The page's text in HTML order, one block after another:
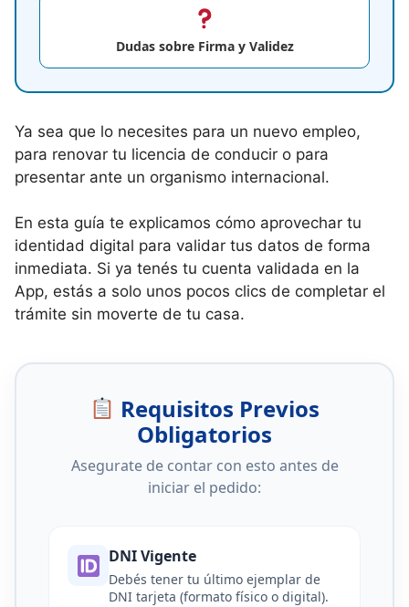
Dudas sobre Firma y Validez
Ya sea que lo necesites para un nuevo empleo,
para renovar tu licencia de conducir o para
presentar ante un organismo internacional.
En esta guía te explicamos cómo aprovechar tu
identidad digital para validar tus datos de forma
inmediata. Si ya tenés tu cuenta validada en la
App, estás a solo unos pocos clics de completar el
trámite sin moverte de tu casa.
Requisitos Previos
Obligatorios
Asegurate de contar con esto antes de
iniciar el pedido:
DNI Vigente
Debés tener tu último ejemplar de
DNI tarjeta (formato físico o digital).